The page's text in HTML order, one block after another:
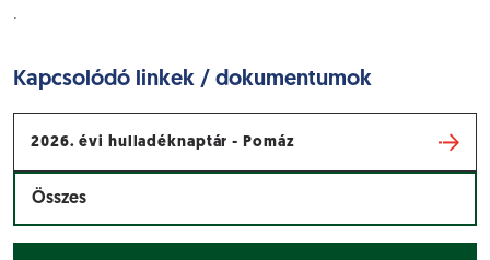
.
Kapcsolódó linkek / dokumentumok
2026. évi hulladéknaptár - Pomáz
Összes